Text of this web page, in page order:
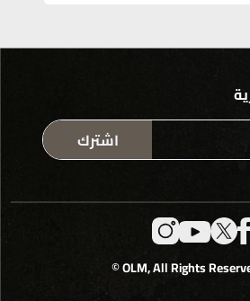
اشترك